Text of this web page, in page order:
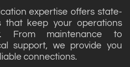
expertise offers state-
that keep your operations
From maintenance to
support, we provide you
connections.